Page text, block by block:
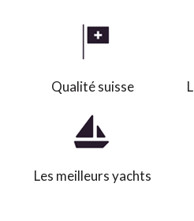
Qualité suisse
Les meilleurs yachts